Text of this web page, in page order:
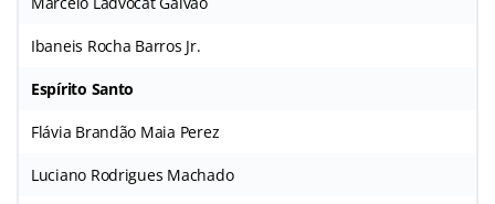
Ibaneis Rocha Barros Jr.
Espírito Santo
Flávia Brandão Maia Perez
Luciano Rodrigues Machado